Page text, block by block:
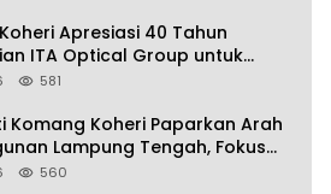
Emas 2045
Apresiasi 40 Tahun
ITA Optical Group untuk
Mata Masyarakat Lamteng
581
Komang Koheri Paparkan Arah
Lampung Tengah, Fokus
Ekonomi, Infrastruktur dan
560